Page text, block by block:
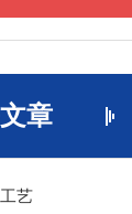
章
艺